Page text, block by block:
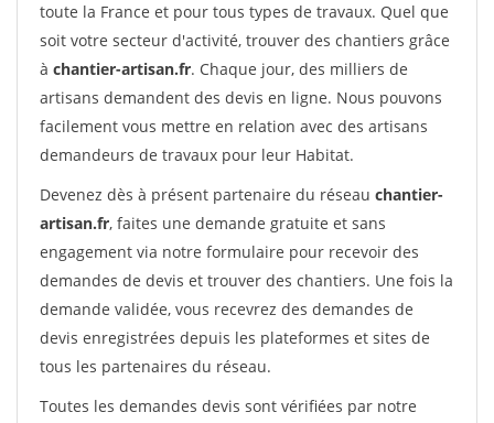
toute la France et pour tous types de travaux. Quel que
soit votre secteur d'activité, trouver des chantiers grâce
à chantier-artisan.fr. Chaque jour, des milliers de
artisans demandent des devis en ligne. Nous pouvons
facilement vous mettre en relation avec des artisans
demandeurs de travaux pour leur Habitat.
Devenez dès à présent partenaire du réseau chantier-
artisan.fr, faites une demande gratuite et sans
engagement via notre formulaire pour recevoir des
demandes de devis et trouver des chantiers. Une fois la
demande validée, vous recevrez des demandes de
devis enregistrées depuis les plateformes et sites de
tous les partenaires du réseau.
Toutes les demandes devis sont vérifiées par notre